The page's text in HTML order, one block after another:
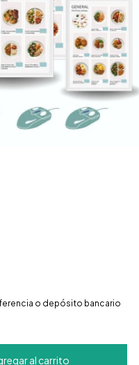
o depósito bancario